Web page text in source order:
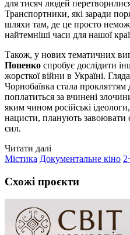
для тисяч людей
Транспортники, які заради
шляхи там, де це просто
найтемніші часи для нашої
Також, у нових тематичних
Попенко спробує дослідити
жорсткої війни в Україні.
Чорнобаївка стала прокляттям
поплатиться за вчинені
яким чином російські
нацисти, планують завоювати
сил.
Читати далі
Містика Документальне кіно
Схожі проєкти